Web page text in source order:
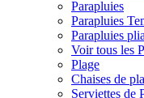
Parapluies
Parapluies
Parapluies
Voir tous les
Plage
Chaises de
Serviettes de